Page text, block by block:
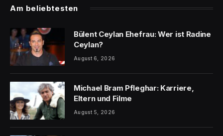
Am beliebtesten
Bülent Ceylan Ehefrau: Wer ist Radine
Ceylan?
August 6, 2026
Michael Bram Pfleghar: Karriere,
Eltern und Filme
August 5, 2026